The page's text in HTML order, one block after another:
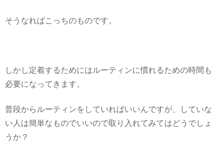
そうなればこっちのものです。
しかし定着するためにはルーティンに慣れるための時間も
必要になってきます。
普段からルーティンをしていればいいんですが、していな
い人は簡単なものでいいので取り入れてみてはどうでしょ
うか？